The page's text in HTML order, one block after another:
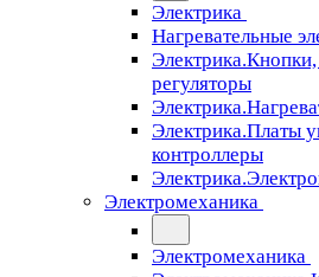
Электрика
Нагревательные
регуляторы
Электрика.Платы
контроллеры
Электромеханика
Электромеханика